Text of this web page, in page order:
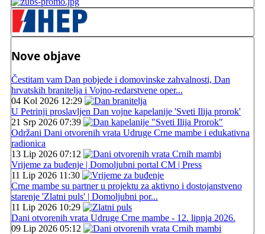
Nove objave
Čestitam vam Dan pobjede i domovinske zahvalnosti, Dan
hrvatskih branitelja i Vojno-redarstvene oper...
04 Kol 2026 12:29
U Petrinji proslavljen Dan vojne kapelanije 'Sveti Ilija prorok'
21 Srp 2026 07:39
Održani Dani otvorenih vrata Udruge Crne mambe i edukativna
radionica
13 Lip 2026 07:12
Vrijeme za buđenje | Domoljubni portal CM | Press
11 Lip 2026 11:30
Crne mambe su partner u projektu za aktivno i dostojanstveno
starenje 'Zlatni puls' | Domoljubni por...
11 Lip 2026 10:29
Dani otvorenih vrata Udruge Crne mambe - 12. lipnja 2026.
09 Lip 2026 05:12